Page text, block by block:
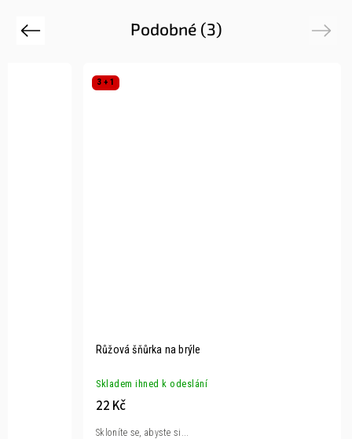
Podobné (3)
Previous
3 + 1
Růžová šňůrka na brýle
Skladem ihned k odeslání
22 Kč
Skloníte se, abyste si...
Next